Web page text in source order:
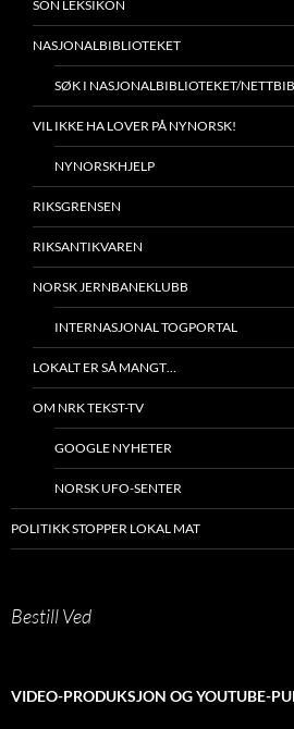
SON LEKSIKON
NASJONALBIBLIOTEKET
SØK I NASJONALBIBLIOTEKET/
VIL IKKE HA LOVER PÅ NYNORSK!
NYNORSKHJELP
RIKSGRENSEN
RIKSANTIKVAREN
NORSK JERNBANEKLUBB
INTERNASJONAL TOGPORTAL
LOKALT ER SÅ MANGT…
OM NRK TEKST-TV
GOOGLE NYHETER
NORSK UFO-SENTER
POLITIKK STOPPER LOKAL MAT
Bestill Ved
VIDEO-PRODUKSJON OG YOUTUBE-